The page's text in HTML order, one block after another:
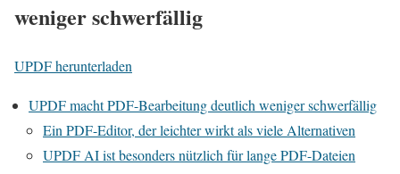
weniger schwerfällig
UPDF herunterladen
UPDF macht PDF-Bearbeitung deutlich weniger schwerfällig
Ein PDF-Editor, der leichter wirkt als viele Alternativen
UPDF AI ist besonders nützlich für lange PDF-Dateien